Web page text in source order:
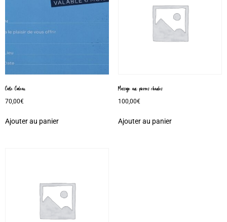
Carte Cadeau
70,00€
Ajouter au panier
Massage aux pierres chaudes
100,00€
Ajouter au panier